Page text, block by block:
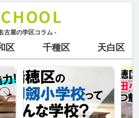
古屋の学区コラム -
区 千種区 天白区